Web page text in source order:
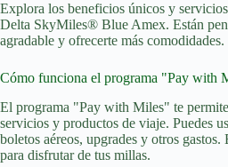
Explora los beneficios únicos y
Delta SkyMiles® Blue Amex. Están
agradable y ofrecerte más comodidades.
Cómo funciona el programa "Pay with
El programa "Pay with Miles" te
servicios y productos de viaje. Puedes
boletos aéreos, upgrades y otros
para disfrutar de tus millas.